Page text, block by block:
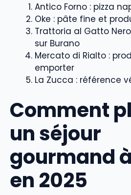
Antico Forno : pizza
Oke : pâte fine et
Trattoria al Gatto
sur Burano
Mercato di Rialto :
emporter
La Zucca : référence
Comment
un séjour
gourmand
en 2025